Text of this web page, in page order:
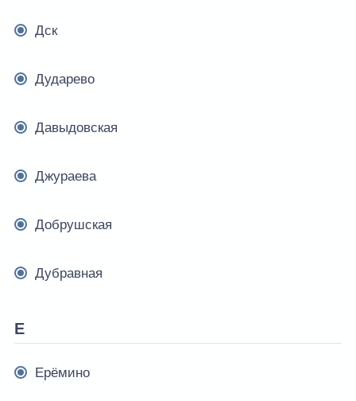
Дск
Дударево
Давыдовская
Джураева
Добрушская
Дубравная
Е
Ерёмино